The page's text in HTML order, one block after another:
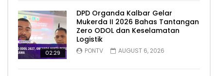
02:29
DPD Organda Kalbar Gelar
Mukerda II 2026 Bahas Tantangan
Zero ODOL dan Keselamatan
Logistik
PONTV AUGUST 6, 2026